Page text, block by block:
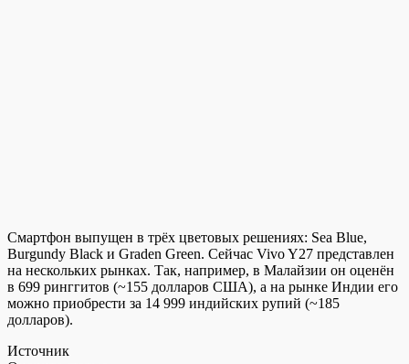
Смартфон выпущен в трёх цветовых решениях: Sea Blue,
Burgundy Black и Graden Green. Сейчас Vivo Y27 представлен
на нескольких рынках. Так, например, в Малайзии он оценён
в 699 ринггитов (~155 долларов США), а на рынке Индии его
можно приобрести за 14 999 индийских рупий (~185
долларов).
Источник